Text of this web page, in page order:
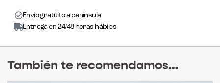
Envío gratuito a península
Entrega en 24/48 horas hábiles
También te recomendamos…